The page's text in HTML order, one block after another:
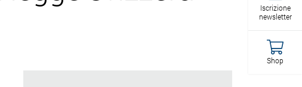
Iscrizione
newsletter
Shop